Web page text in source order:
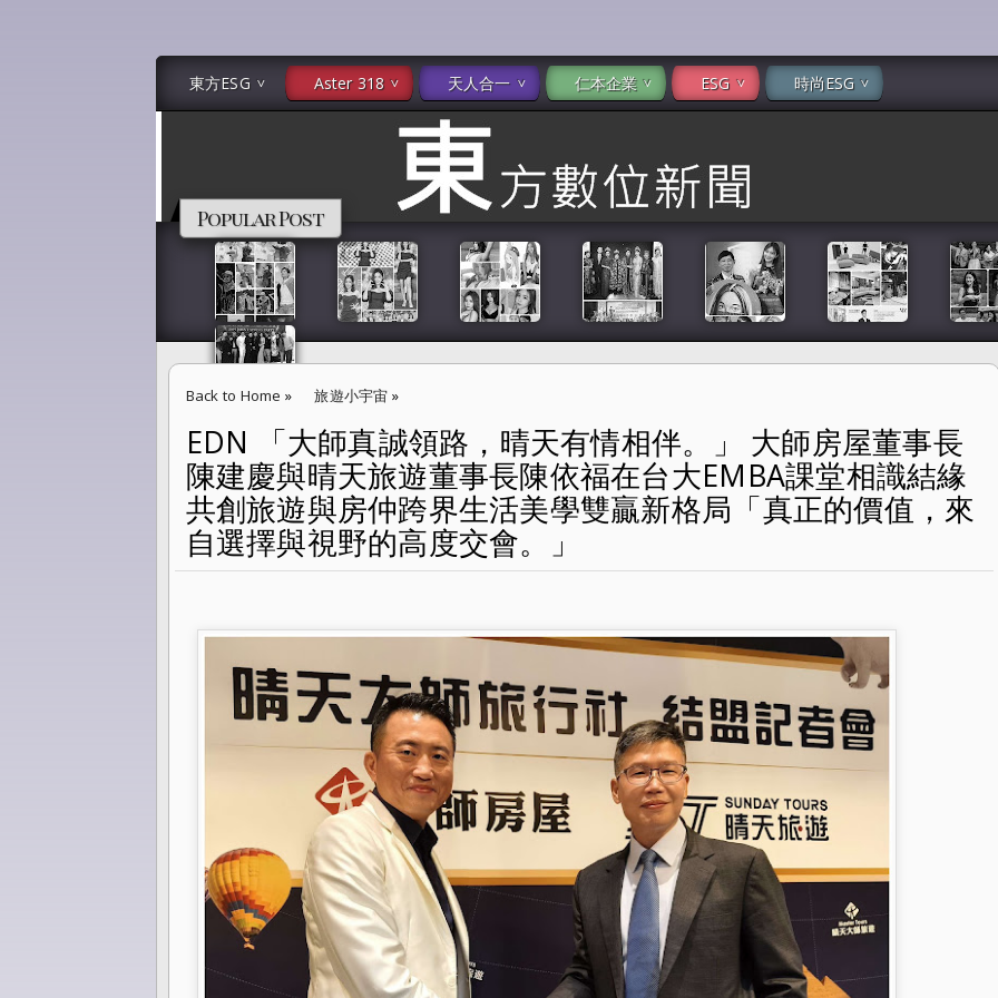
東方ESG Aster 318 天人合一 仁本企業 ESG 時尚ESG
Popular Post
Back to Home » 旅遊小宇宙 »
EDN 「大師真誠領路，晴天有情相伴。」 大師房屋董事長陳建慶與晴天旅遊董事長陳依福在台大EMBA課堂
相識結緣 共創旅遊與房仲跨界生活美學雙贏新格局「真正的價值，來自選擇與視野的高度交會。」
EDN 「大師真誠領路，晴天有情相伴。」 大師房屋董事長
陳建慶與晴天旅遊董事長陳依福在台大EMBA課堂相識結緣
共創旅遊與房仲跨界生活美學雙贏新格局「真正的價值，來
自選擇與視野的高度交會。」